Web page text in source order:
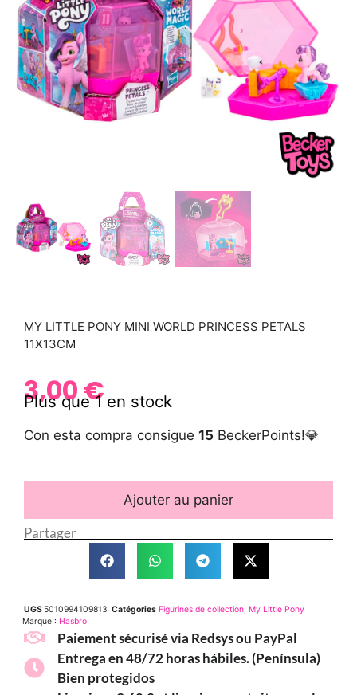
MY LITTLE PONY MINI WORLD PRINCESS PETALS
11X13CM
3,00€
Plus que 1 en stock
Con esta compra consigue 15 BeckerPoints!💎
Ajouter au panier
Partager
UGS 5010994109813 Catégories Figurines de collection, My Little Pony
Marque : Hasbro
Paiement sécurisé via Redsys ou PayPal
Entrega en 48/72 horas hábiles. (Península)
Bien protegidos